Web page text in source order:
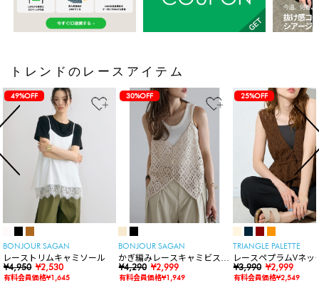
トレンドのレースアイテム
49%OFF
BONJOUR SAGAN
レーストリムキャミソール
¥4,950 ¥2,530
有料会員価格¥1,645
30%OFF
BONJOUR SAGAN
かぎ編みレースキャミビスチ
ェ
¥4,290 ¥2,999
有料会員価格¥1,949
25%OFF
TRIANGLE PALETTE
レースペプラムVネッ
ト
¥3,990 ¥2,999
有料会員価格¥2,549